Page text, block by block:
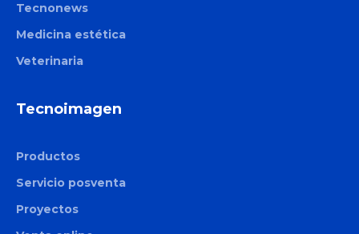
Tecnonews
Medicina estética
Veterinaria
Tecnoimagen
Productos
Servicio posventa
Proyectos